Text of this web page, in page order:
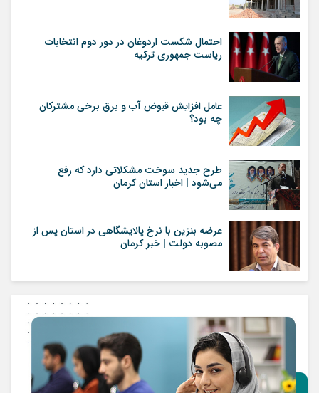
احتمال شکست اردوغان در دور دوم انتخابات
ریاست جمهوری ترکیه
عامل افزایش قبوض آب و برق برخی مشترکان
چه بود؟
طرح جدید سوخت مشکلاتی دارد که رفع
می‌شود | اخبار استان کرمان
عرضه بنزین با نرخ پالایشگاهی در استان پس از
مصوبه دولت | خبر کرمان